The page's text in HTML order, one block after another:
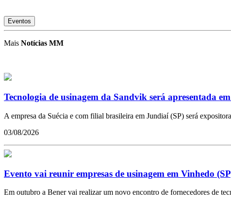
Eventos
Mais Notícias MM
Tecnologia de usinagem da Sandvik será apresentada
A empresa da Suécia e com filial brasileira em Jundiaí (SP) será
03/08/2026
Evento vai reunir empresas de usinagem em Vinhedo
Em outubro a Bener vai realizar um novo encontro de fornecedores de